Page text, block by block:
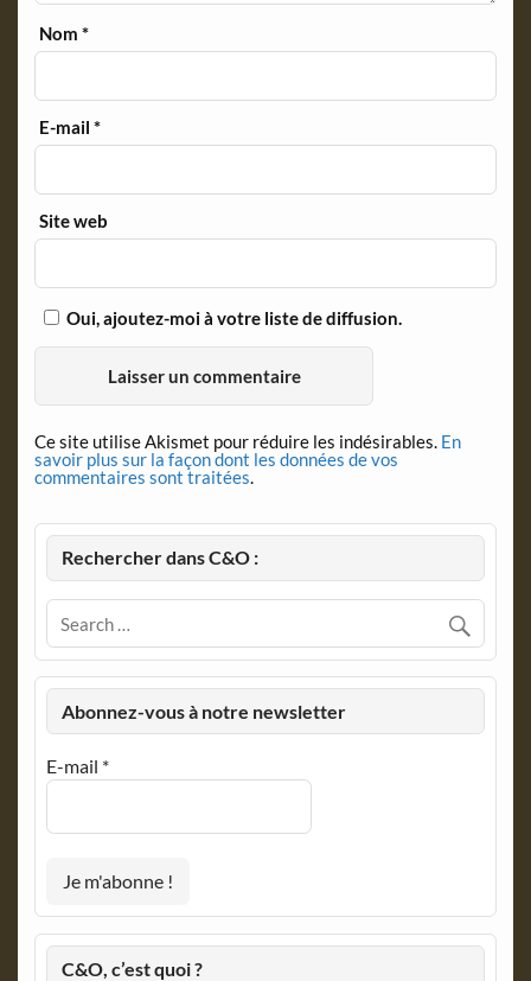
Nom*
E-mail*
Site web
Oui, ajoutez-moi à votre liste de diffusion.
Ce site utilise Akismet pour réduire les indésirables. En
savoir plus sur la façon dont les données de vos
commentaires sont traitées.
Rechercher dans C&O :
Abonnez-vous à notre newsletter
E-mail *
C&O, c’est quoi ?